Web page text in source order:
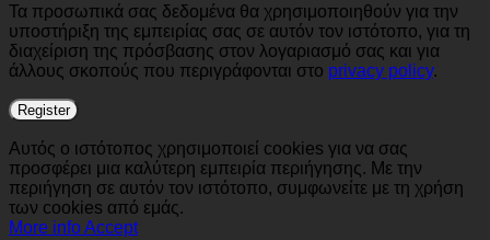
Τα προσωπικά σας δεδομένα θα χρησιμοποιηθούν για την
υποστήριξη της εμπειρίας σας σε αυτόν τον ιστότοπο, για τη
διαχείριση της πρόσβασης στον λογαριασμό σας και για
άλλους σκοπούς που περιγράφονται στο privacy policy.
Register
Αυτός ο ιστότοπος χρησιμοποιεί cookies για να σας
προσφέρει μια καλύτερη εμπειρία περιήγησης. Με την
περιήγηση σε αυτόν τον ιστότοπο, συμφωνείτε με τη χρήση
των cookies από εμάς.
More infoAccept